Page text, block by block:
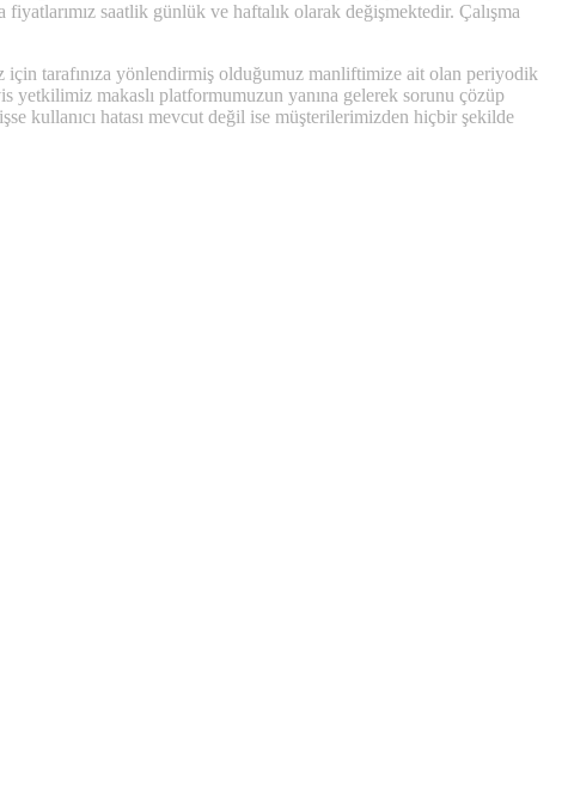
saatlik günlük ve haftalık olarak değişmektedir. Çalışma
tarafınıza yönlendirmiş olduğumuz manliftimize ait olan periyodik
yetkilimiz makaslı platformumuzun yanına gelerek sorunu çözüp
kullanıcı hatası mevcut değil ise müşterilerimizden hiçbir şekilde